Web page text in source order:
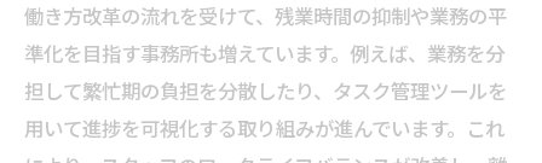
働き方改革の流れを受けて、残業時間の抑制や業務の平
準化を目指す事務所も増えています。例えば、業務を分
担して繁忙期の負担を分散したり、タスク管理ツールを
用いて進捗を可視化する取り組みが進んでいます。これ